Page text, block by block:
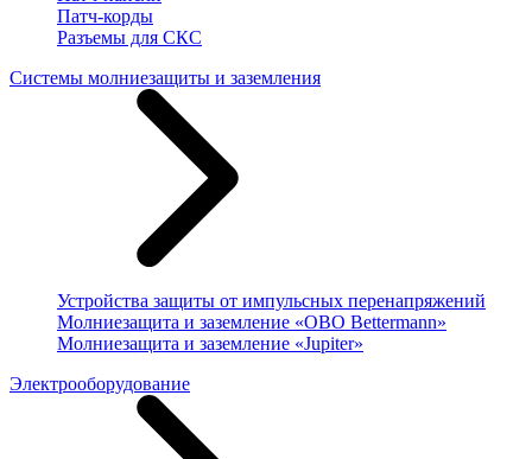
Патч-корды
Разъемы для СКС
Системы молниезащиты и заземления
Устройства защиты от импульсных перенапряжений
Молниезащита и заземление «OBO Bettermann»
Молниезащита и заземление «Jupiter»
Электрооборудование